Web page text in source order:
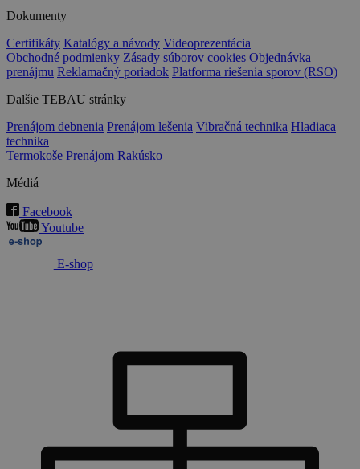
Dokumenty
Certifikáty Katalógy a návody Videoprezentácia
Obchodné podmienky Zásady súborov cookies Objednávka
prenájmu Reklamačný poriadok Platforma riešenia sporov (RSO)
Dalšie TEBAU stránky
Prenájom debnenia Prenájom lešenia Vibračná technika Hladiaca
technika
Termokoše Prenájom Rakúsko
Médiá
Facebook
Youtube
E-shop